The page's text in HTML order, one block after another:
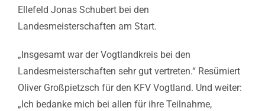
Ellefeld Jonas Schubert bei den
Landesmeisterschaften am Start.
„Insgesamt war der Vogtlandkreis bei den
Landesmeisterschaften sehr gut vertreten.“ Resümiert
Oliver Großpietzsch für den KFV Vogtland. Und weiter:
„Ich bedanke mich bei allen für ihre Teilnahme,